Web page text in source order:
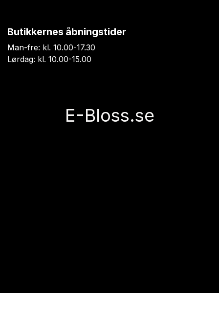
Butikkernes åbningstider
Man-fre: kl. 10.00-17.30
Lørdag: kl. 10.00-15.00
E-Bloss.se